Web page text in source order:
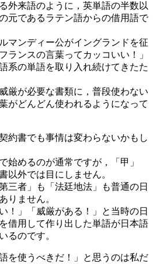
外来語のように，英単語の半数以
元であるラテン語からの借用語で
マンディー公がイングランドを征
ランスの言葉ってカッコいい！」
系の単語を取り入れ続けてきたた
厳が必要な書類に，普段使わない
がどんどん使われるようになって
約書でも事情は変わらないかもし
始めるのが通常ですが，「甲」
以外では目にしません。
三者」も「法廷地法」も普通の日
りません。
！」「威厳がある！」と当時の日
借用して作り出した単語が日本語
るのです。
を使うべきだ！」と思うのは私だ